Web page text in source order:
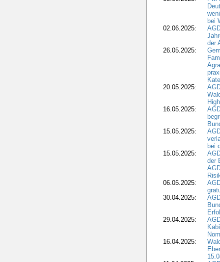
bei
02.06.2025:
der
26.05.2025:
20.05.2025:
16.05.2025:
15.05.2025:
bei
15.05.2025:
der
06.05.2025:
30.04.2025:
29.04.2025:
16.04.2025: